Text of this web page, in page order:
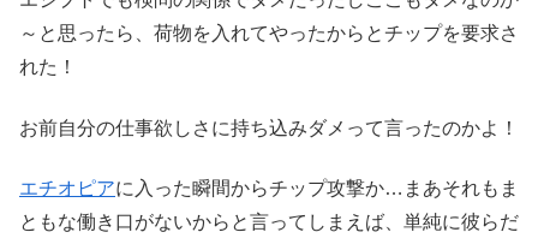
～と思ったら、荷物を入れてやったからとチップを要求さ
れた！
お前自分の仕事欲しさに持ち込みダメって言ったのかよ！
エチオピアに入った瞬間からチップ攻撃か…まあそれもま
ともな働き口がないからと言ってしまえば、単純に彼らだ